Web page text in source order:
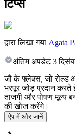
टिप्स
द्वारा लिखा गया Agata
अंतिम अपडेट 3
जौ के फ्लेक्स, जो रोल्ड
भरपूर जोड़ प्रदान करते
ताजगी और पोषण मूल्य
की खोज करेंगे।
ऐप में और जानें